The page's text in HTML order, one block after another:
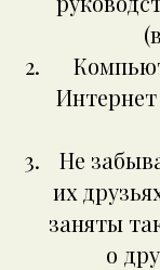
Не
их
заняты
о